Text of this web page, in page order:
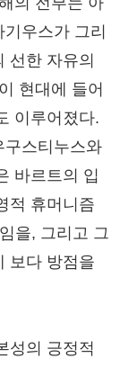
우스가 그리
선한 자유의
현대에 들어
이루어졌다.
구스티누스와
바르트의 입
적 휴머니즘
을, 그리고 그
보다 방점을
성의 긍정적